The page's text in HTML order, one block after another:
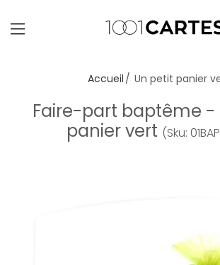
Accueil Un petit panier
Faire-part baptême -
panier vert (Sku: